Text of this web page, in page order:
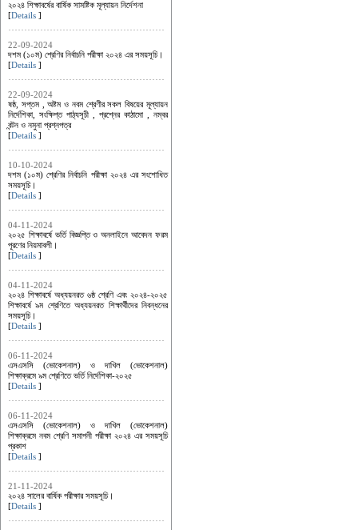
২০২৪ শিক্ষাবর্ষের বার্ষিক সামষ্টিক মূল্যায়ন নির্দেশনা
[Details ]
22-09-2024
দশম (১০ম) শ্রেণির নির্বাচনি পরীক্ষা ২০২৪ এর সময়সূচি।
[Details ]
22-09-2024
ষষ্ঠ, সপ্তম , অষ্টম ও নবম শ্রেণীর সকল বিষয়ের মূল্যায়ন
নির্দেশিকা, সংক্ষিপ্ত পাঠ্যসূচী , প্রশ্নের কাঠামো , নম্বর
বন্টন ও নমুনা প্রশ্নপত্র
[Details ]
10-10-2024
দশম (১০ম) শ্রেণির নির্বাচনি পরীক্ষা ২০২৪ এর সংশোধিত
সময়সূচি।
[Details ]
04-11-2024
২০২৫ শিক্ষাবর্ষে ভর্তি বিজ্ঞপ্তি ও অনলাইনে আবেদন ফরম
পূরণের নিয়মাবলী।
[Details ]
04-11-2024
২০২৪ শিক্ষাবর্ষে অধ্যয়নরত ৬ষ্ঠ শ্রেণি এবং ২০২৪-২০২৫
শিক্ষাবর্ষে ৯ম শ্রেণিতে অধ্যয়নরত শিক্ষার্থীদের নিবন্ধনের
সময়সূচি।
[Details ]
06-11-2024
এসএসসি (ভোকেশনাল) ও দাখিল (ভোকেশনাল)
শিক্ষাক্রমে ৯ম শ্রেণিতে ভর্তি নির্দেশিকা-২০২৫
[Details ]
06-11-2024
এসএসসি (ভোকেশনাল) ও দাখিল (ভোকেশনাল)
শিক্ষাক্রমে নবম শ্রেণি সমাপনী পরীক্ষা ২০২৪ এর সময়সূচি
প্রকাশ
[Details ]
21-11-2024
২০২৪ সালের বার্ষিক পরীক্ষার সময়সূচি।
[Details ]